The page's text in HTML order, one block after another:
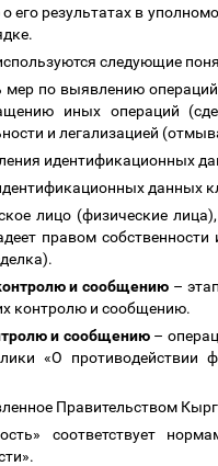
результатах в
следующие
мер по выявлению
иных операций
и легализацией
идентификационных
данных
лицо (физические
правом
и сообщению –
контролю и сообщению.
и сообщению –
«О противодействии
Правительством
соответствует